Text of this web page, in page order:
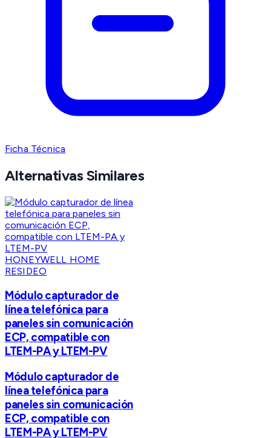
Ficha Técnica
Alternativas Similares
HONEYWELL HOME
RESIDEO
Módulo capturador de
línea telefónica para
paneles sin comunicación
ECP, compatible con
LTEM-PA y LTEM-PV
Módulo capturador de
línea telefónica para
paneles sin comunicación
ECP, compatible con
LTEM-PA y LTEM-PV